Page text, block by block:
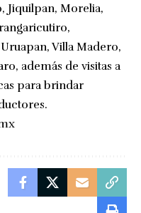
Jiquilpan, Morelia,
Villa Madero,
además de visitas a
para brindar